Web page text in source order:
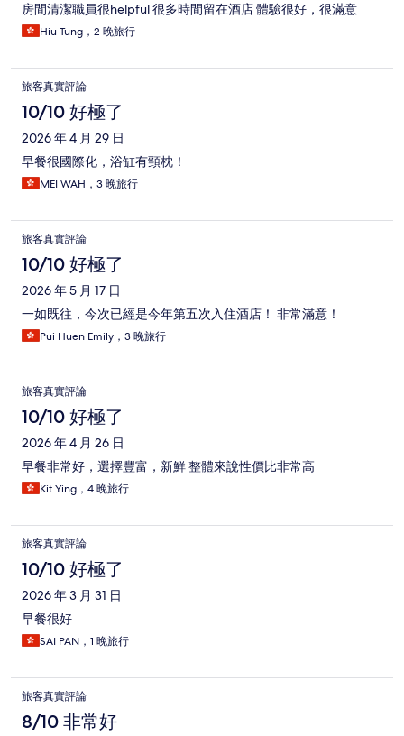
房間清潔職員很helpful 很多時間留在酒店 體驗很好，很滿意
Hiu Tung，2 晚旅行
旅客真實評論
10/10 好極了
2026 年 4 月 29 日
早餐很國際化，浴缸有頸枕！
MEI WAH，3 晚旅行
旅客真實評論
10/10 好極了
2026 年 5 月 17 日
一如既往，今次已經是今年第五次入住酒店！ 非常滿意！
Pui Huen Emily，3 晚旅行
旅客真實評論
10/10 好極了
2026 年 4 月 26 日
早餐非常好，選擇豐富，新鮮 整體來說性價比非常高
Kit Ying，4 晚旅行
旅客真實評論
10/10 好極了
2026 年 3 月 31 日
早餐很好
SAI PAN，1 晚旅行
旅客真實評論
8/10 非常好